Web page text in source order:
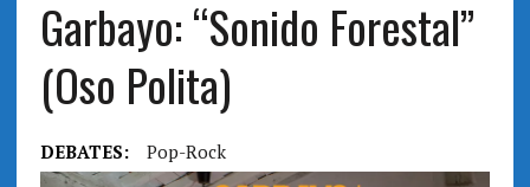
Garbayo: “Sonido Forestal”
(Oso Polita)
DEBATES: Pop-Rock